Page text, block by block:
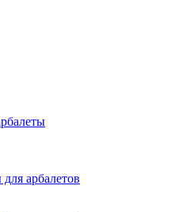
арбалетов